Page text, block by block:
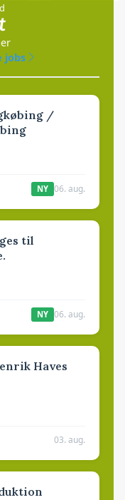
jobs
/
NY 06. aug.
til
NY 06. aug.
Haves
03. aug.